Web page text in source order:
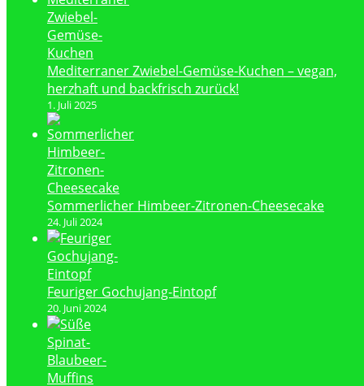
Mediterraner Zwiebel-Gemüse-Kuchen – vegan,
herzhaft und backfrisch zurück!
1. Juli 2025
Sommerlicher Himbeer-Zitronen-Cheesecake
24. Juli 2024
Feuriger Gochujang-Eintopf
20. Juni 2024